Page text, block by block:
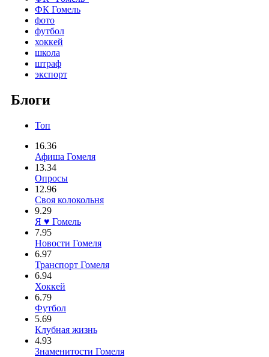
ФК Гомель
фото
футбол
хоккей
школа
штраф
экспорт
Блоги
Топ
16.36
Афиша Гомеля
13.34
Опросы
12.96
Своя колокольня
9.29
Я ♥ Гомель
7.95
Новости Гомеля
6.97
Транспорт Гомеля
6.94
Хоккей
6.79
Футбол
5.69
Клубная жизнь
4.93
Знаменитости Гомеля